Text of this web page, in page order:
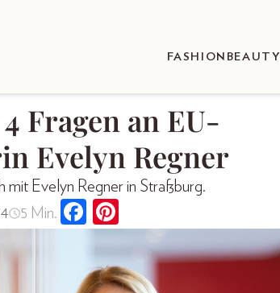
FASHION BEAUTY
Fragen an EU-
Evelyn Regner
mit Evelyn Regner in Straßburg.
5 Min.